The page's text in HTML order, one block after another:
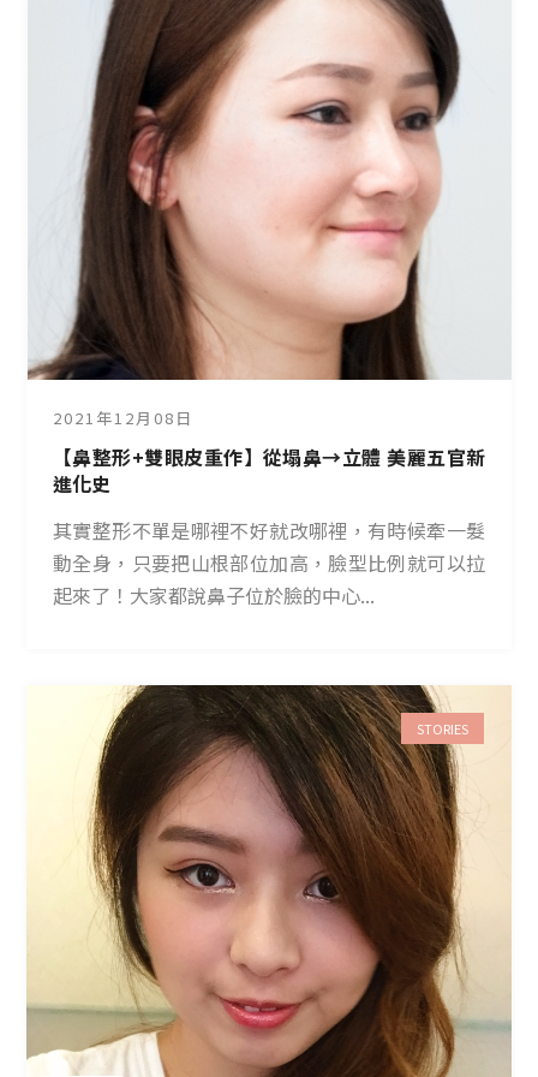
2021年12月08日
【鼻整形+雙眼皮重作】從塌鼻→立體 美麗五官新
進化史
其實整形不單是哪裡不好就改哪裡，有時候牽一髮
動全身，只要把山根部位加高，臉型比例就可以拉
起來了！大家都說鼻子位於臉的中心...
STORIES